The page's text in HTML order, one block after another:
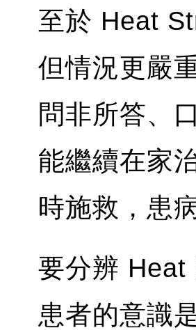
至於 Heat
但情況更嚴
問非所答、
能繼續在家
時施救，患
要分辨 Heat
患者的意識